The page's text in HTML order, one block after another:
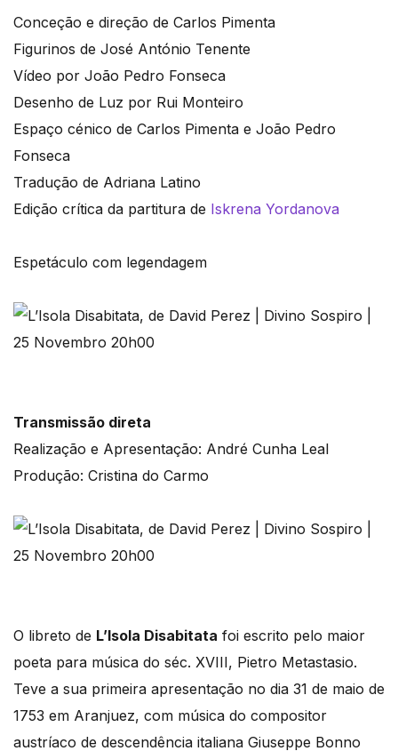
Conceção e direção de Carlos Pimenta
Figurinos de José António Tenente
Vídeo por João Pedro Fonseca
Desenho de Luz por Rui Monteiro
Espaço cénico de Carlos Pimenta e João Pedro
Fonseca
Tradução de Adriana Latino
Edição crítica da partitura de Iskrena Yordanova
Espetáculo com legendagem
Transmissão direta
Realização e Apresentação: André Cunha Leal
Produção: Cristina do Carmo
O libreto de L’Isola Disabitata foi escrito pelo maior
poeta para música do séc. XVIII, Pietro Metastasio.
Teve a sua primeira apresentação no dia 31 de maio de
1753 em Aranjuez, com música do compositor
austríaco de descendência italiana Giuseppe Bonno